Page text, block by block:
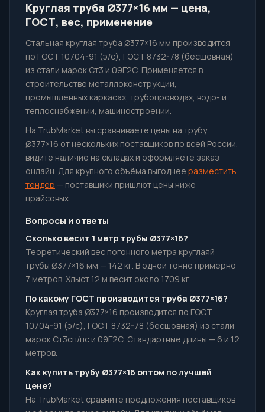
Круглая труба Ø377×16 мм — цена,
ГОСТ, вес, применение
Стальная круглая труба Ø377×16 мм производится
по ГОСТ 10704-91 (э/с), ГОСТ 8732-78 (бесшовная)
из стали марок Ст3 и 09Г2С. Применяется в
строительстве металлоконструкций,
промышленных каркасах, трубопроводах, водо- и
теплоснабжении, машиностроении.
На TrubMarket вы сравниваете цены на трубу
Ø377×16 от нескольких поставщиков по всей России,
видите наличие на складах и оформляете заказ
онлайн. Для крупного объёма выгоднее разместить
тендер — поставщики пришлют цены ниже
прайсовых.
Вопросы и ответы
Сколько весит 1 метр трубы Ø377×16?
Теоретический вес погонного метра круглаяй
трубы Ø377×16 мм — 142 кг. В одной тонне примерно
7 метров. Хлыст 12 м весит около 1709 кг.
По какому ГОСТ производится труба Ø377×16?
Круглая труба Ø377×16 производится по ГОСТ
10704-91 (э/с), ГОСТ 8732-78 (бесшовная) из стали
марок Ст3сп/пс и 09Г2С. Стандартные длины — 6 и 12
метров.
Как купить трубу Ø377×16 оптом по лучшей
цене?
На TrubMarket сравните предложения поставщиков